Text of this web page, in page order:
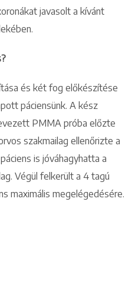
javasolt a kívánt
és két fog előkészítése
páciensünk. A kész
PMMA próba előzte
szakmailag ellenőrizte a
is jóváhagyhatta a
Végül felkerült a 4 tagú
maximális megelégedésére.